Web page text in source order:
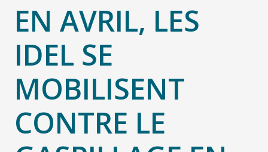
EN AVRIL, LES
IDEL SE
MOBILISENT
CONTRE LE